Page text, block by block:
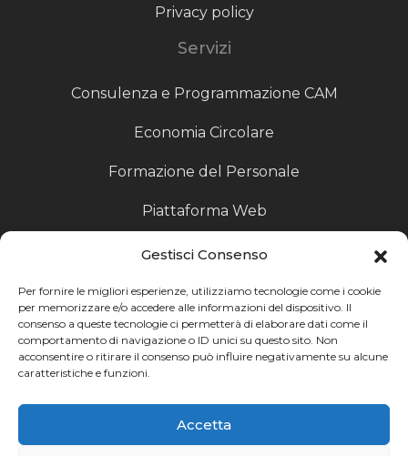
Gestisci Consenso
Per fornire le migliori esperienze, utilizziamo tecnologie come i cookie
per memorizzare e/o accedere alle informazioni del dispositivo. Il
consenso a queste tecnologie ci permetterà di elaborare dati come il
comportamento di navigazione o ID unici su questo sito. Non
acconsentire o ritirare il consenso può influire negativamente su alcune
caratteristiche e funzioni.
Accetta
Privacy policy
Servizi
Consulenza e Programmazione CAM
Economia Circolare
Formazione del Personale
Piattaforma Web
Scouting fornitori
Produzione Particolari
Raccoglitori di Fine Linea
Ricerca
Ricerca avanzata
Catalogo fornitori